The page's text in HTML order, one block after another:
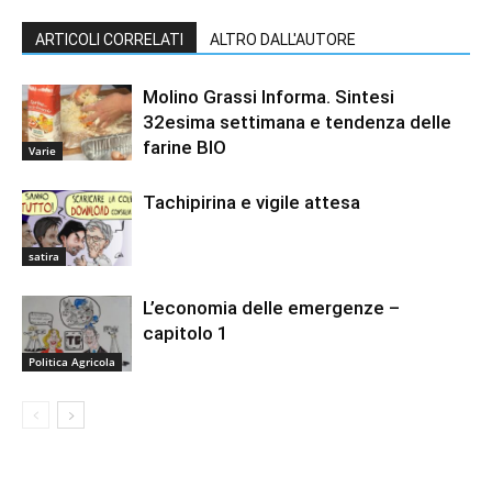
ARTICOLI CORRELATI ALTRO DALL'AUTORE
Varie
Molino Grassi Informa. Sintesi
32esima settimana e tendenza delle
farine BIO
satira
Tachipirina e vigile attesa
Politica Agricola
L’economia delle emergenze –
capitolo 1